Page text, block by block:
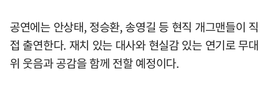
공연에는 안상태, 정승환, 송영길 등 현직 개그맨들이 직
접 출연한다. 재치 있는 대사와 현실감 있는 연기로 무대
위 웃음과 공감을 함께 전할 예정이다.